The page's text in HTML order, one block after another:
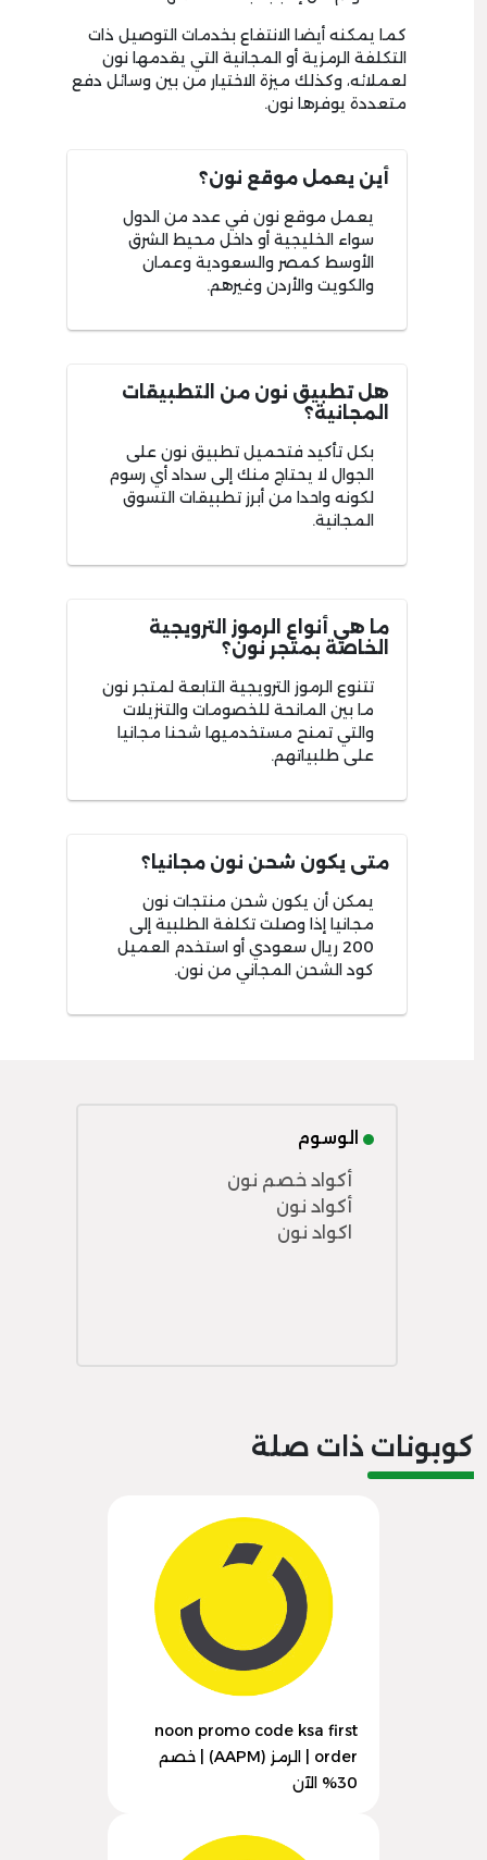
كما يمكنه أيضا الانتفاع بخدمات التوصيل ذات
التكلفة الرمزية أو المجانية التي يقدمها نون
لعملائه، وكذلك ميزة الاختيار من بين وسائل دفع
متعددة يوفرها نون.
أين يعمل موقع نون؟
يعمل موقع نون في عدد من الدول
سواء الخليجية أو داخل محيط الشرق
الأوسط كمصر والسعودية وعمان
والكويت والأردن وغيرهم.
هل تطبيق نون من التطبيقات
المجانية؟
بكل تأكيد فتحميل تطبيق نون على
الجوال لا يحتاج منك إلى سداد أي رسوم
لكونه واحدا من أبرز تطبيقات التسوق
المجانية.
ما هي أنواع الرموز الترويجية
الخاصة بمتجر نون؟
تتنوع الرموز الترويجية التابعة لمتجر نون
ما بين المانحة للخصومات والتنزيلات
والتي تمنح مستخدميها شحنا مجانيا
على طلبياتهم.
متى يكون شحن نون مجانيا؟
يمكن أن يكون شحن منتجات نون
مجانيا إذا وصلت تكلفة الطلبية إلى
200 ريال سعودي أو استخدم العميل
كود الشحن المجاني من نون.
الوسوم
أكواد خصم نون
أكواد نون
اكواد نون
كوبونات ذات صلة
noon promo code ksa first
order | الرمز (AAPM) | خصم
30% الآن